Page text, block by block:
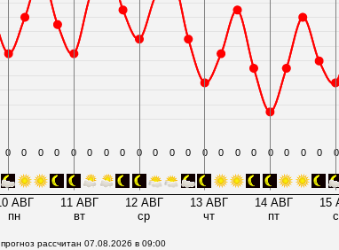
прогноз рассчитан 07.08.2026 в 09:00